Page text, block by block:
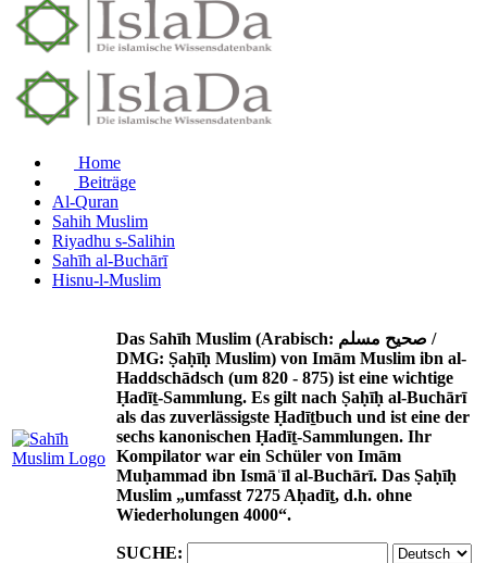
Home
Beiträge
Al-Quran
Sahih Muslim
Riyadhu s-Salihin
Sahīh al-Buchārī
Hisnu-l-Muslim
Das Sahīh Muslim (Arabisch: صحيح مسلم /
DMG: Ṣaḥīḥ Muslim) von Imām Muslim ibn al-
Haddschādsch (um 820 - 875) ist eine wichtige
Ḥadīṯ-Sammlung. Es gilt nach Ṣaḥīḥ al-Buchārī
als das zuverlässigste Ḥadīṯbuch und ist eine der
sechs kanonischen Ḥadīṯ-Sammlungen. Ihr
Kompilator war ein Schüler von Imām
Muḥammad ibn Ismāʿīl al-Buchārī. Das Ṣaḥīḥ
Muslim „umfasst 7275 Aḥadīṯ, d.h. ohne
Wiederholungen 4000“.
SUCHE: